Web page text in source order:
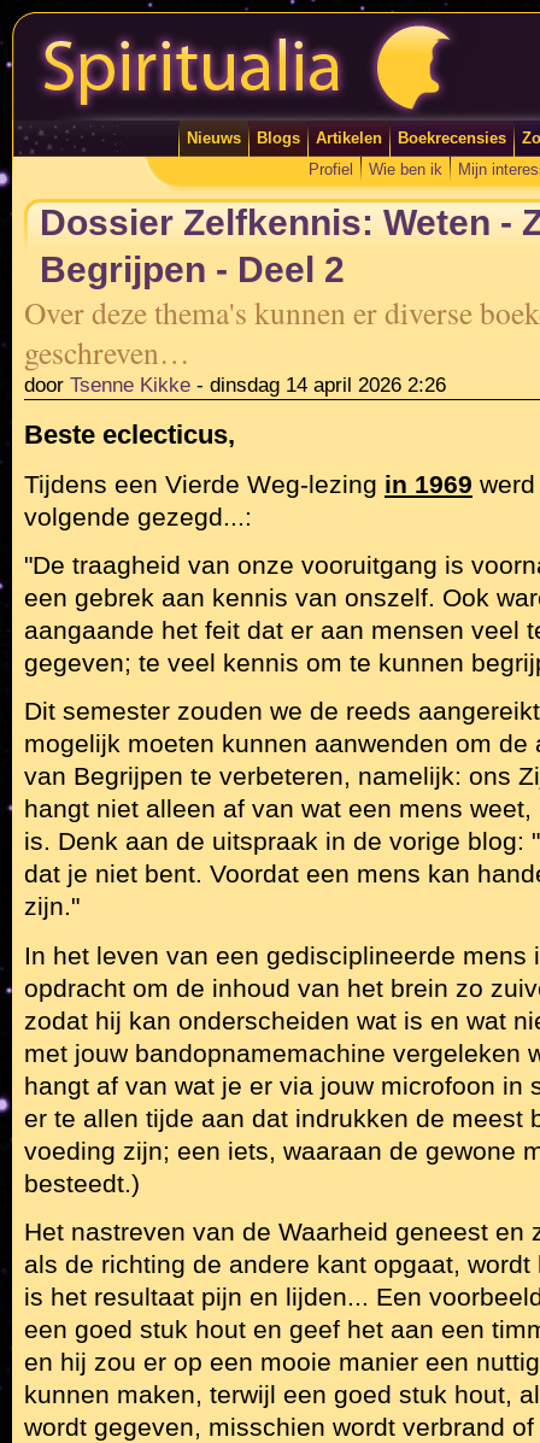
Nieuws Blogs Artikelen Boekrecensies
Profiel
Wie ben ik Mijn
Dossier Zelfkennis: Weten -
Begrijpen - Deel 2
Over deze thema's kunnen er diverse
geschreven…
door Tsenne Kikke - dinsdag 14 april 2026 2:26
Beste eclecticus,
Tijdens een Vierde Weg-lezing in 1969
volgende gezegd...:
"De traagheid van onze vooruitgang is
een gebrek aan kennis van onszelf. Ook
aangaande het feit dat er aan mensen veel
gegeven; te veel kennis om te kunnen
Dit semester zouden we de reeds
mogelijk moeten kunnen aanwenden om de
van Begrijpen te verbeteren, namelijk: ons
hangt niet alleen af van wat een mens
is. Denk aan de uitspraak in de vorige blog:
dat je niet bent. Voordat een mens kan
zijn."
In het leven van een gedisciplineerde mens
opdracht om de inhoud van het brein zo
zodat hij kan onderscheiden wat is en wat
met jouw bandopnamemachine vergeleken
hangt af van wat je er via jouw microfoon in
er te allen tijde aan dat indrukken de meest
voeding zijn; een iets, waaraan de gewone
besteedt.)
Het nastreven van de Waarheid geneest en
als de richting de andere kant opgaat,
is het resultaat pijn en lijden... Een
een goed stuk hout en geef het aan een
en hij zou er op een mooie manier een
kunnen maken, terwijl een goed stuk hout,
wordt gegeven, misschien wordt verbrand